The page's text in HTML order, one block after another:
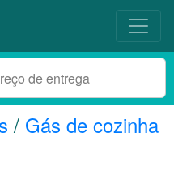
/ Gás de cozinha